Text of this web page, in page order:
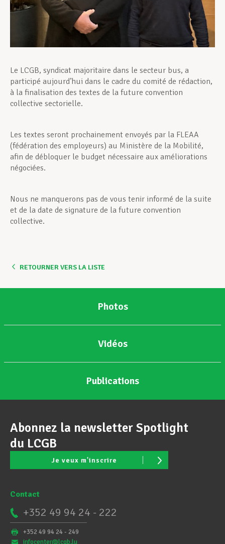
Actualités
Le LCGB, syndicat majoritaire dans le secteur bus, a
participé aujourd’hui dans le cadre du comité de rédaction,
à la finalisation des textes de la future convention
collective sectorielle.
Les textes seront prochainement envoyés par la FLEAA
(fédération des employeurs) au Ministère de la Mobilité,
afin de débloquer le budget nécessaire aux améliorations
négociées.
Nous ne manquerons pas de vous tenir informé de la suite
et de la date de signature de la future convention
collective.
RETOURNER VERS LA LISTE
Photos
Vidéos
Publications
Abonnez la newsletter Spotlight
du LCGB
Je veux m'inscrire
Contact
+352 49 94 24 - 222
+352 49 94 24 - 249
infocenter@lcgb.lu